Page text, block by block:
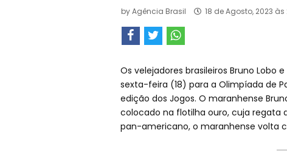
byAgência Brasil 18 de Agosto, 2023 às
Os velejadores brasileiros Bruno Lobo
sexta-feira (18) para a Olimpíada de
edição dos Jogos. O maranhense
colocado na flotilha ouro, cuja regata
pan-americano, o maranhense volta